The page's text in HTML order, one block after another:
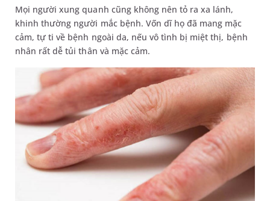
Mọi người xung quanh cũng không nên tỏ ra xa lánh,
khinh thường người mắc bệnh. Vốn dĩ họ đã mang mặc
cảm, tự ti về bệnh ngoài da, nếu vô tình bị miệt thị, bệnh
nhân rất dễ tủi thân và mặc cảm.